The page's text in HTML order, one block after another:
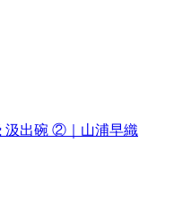
汲出碗 ②｜山浦早織